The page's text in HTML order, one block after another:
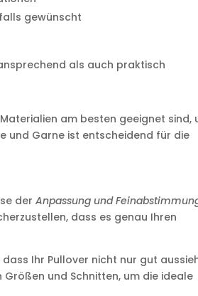
gewünscht
als auch praktisch
am besten geeignet sind,
und Garne ist entscheidend für die
derAnpassung und
dass es genau Ihren
Ihr Pullover nicht nur gut
und Schnitten, um die ideale